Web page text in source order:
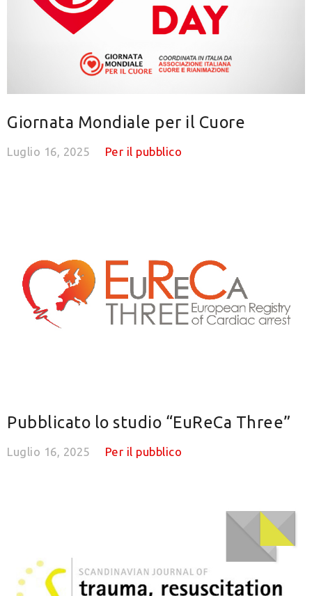
Giornata Mondiale per il Cuore
Luglio 16, 2025 Per il pubblico
Pubblicato lo studio “EuReCa Three”
Luglio 16, 2025 Per il pubblico